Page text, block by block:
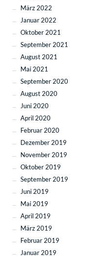
März 2022
Januar 2022
Oktober 2021
September 2021
August 2021
Mai 2021
September 2020
August 2020
Juni 2020
April 2020
Februar 2020
Dezember 2019
November 2019
Oktober 2019
September 2019
Juni 2019
Mai 2019
April 2019
März 2019
Februar 2019
Januar 2019